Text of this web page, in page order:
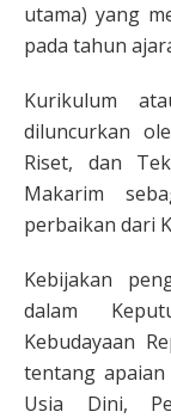
utama) yang
pada tahun
Kurikulum
diluncurkan
Riset, dan
Makarim
perbaikan dari
Kebijakan
dalam
Kebudayaan
tentang apaian
Usia Dini,